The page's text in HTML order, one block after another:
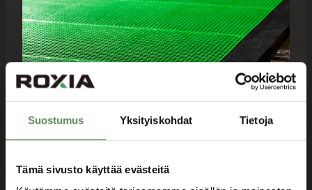
Suostumus Yksityiskohdat Tietoja
Tämä sivusto käyttää evästeitä
Vähemmän tukoksia